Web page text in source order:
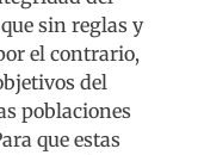
sin reglas y
el contrario,
del
poblaciones
que estas